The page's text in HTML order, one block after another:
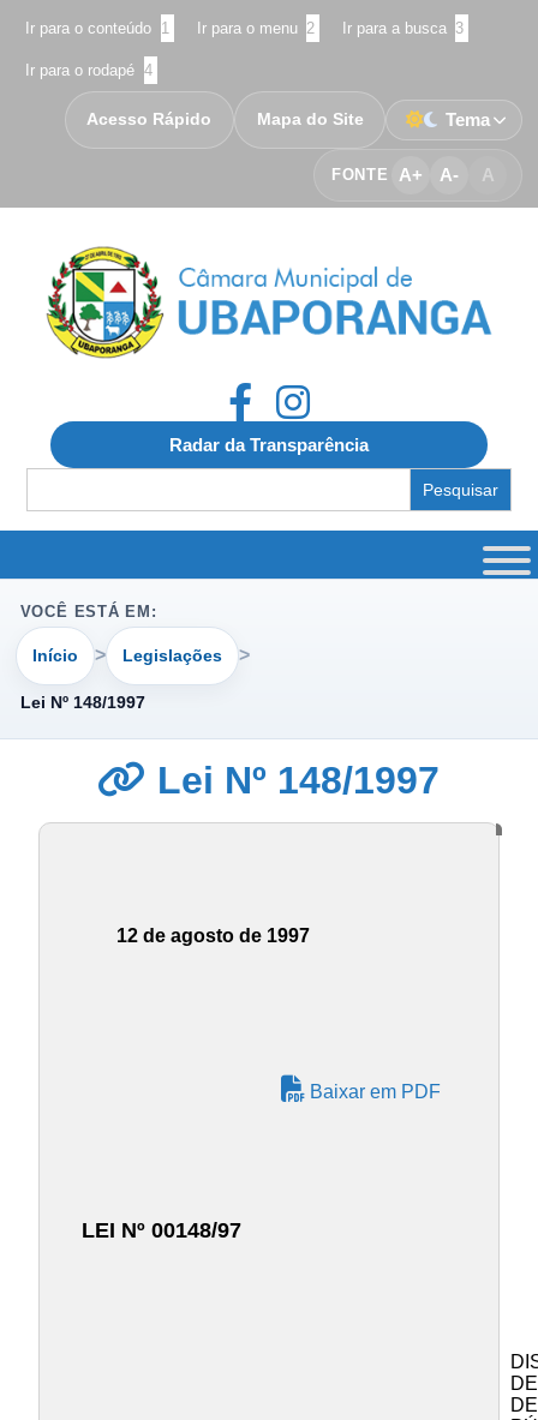
Ir para o conteúdo 1 Ir para o menu 2 Ir para a busca 3
Ir para o rodapé 4
FONTE A+ A- A
Acesso Rápido Mapa do Site Tema
Radar da Transparência
for:
VOCÊ ESTÁ EM:
Início Legislações
Lei Nº 148/1997
Lei Nº 148/1997
12 de agosto de 1997
Baixar em PDF
LEI Nº 00148/97